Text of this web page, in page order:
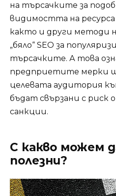
на търсачките за
видимостта на ресурса
както и други методи
„бяло“ SEO за
търсачките. А това
предприетите мерки
целевата аудитория
бъдат свързани с риск
санкции.
С какво можем
полезни?